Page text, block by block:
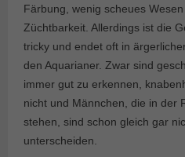
Färbung, wenig scheues
Züchtbarkeit. Allerdings ist die
tricky und endet oft in
den Aquarianer. Zwar sind
immer gut zu erkennen,
nicht und Männchen, die in der
stehen, sind schon gleich gar
unterscheiden.